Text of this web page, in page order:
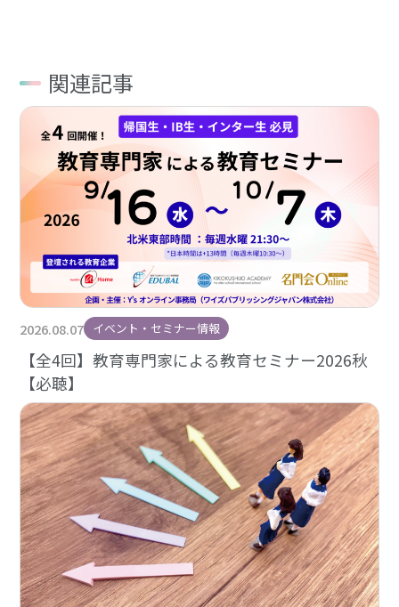
関連記事
2026.08.07 イベント・セミナー情報
【全4回】教育専門家による教育セミナー2026秋
【必聴】